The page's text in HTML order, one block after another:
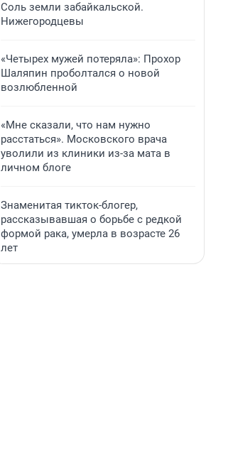
Соль земли забайкальской.
Нижегородцевы
«Четырех мужей потеряла»: Прохор
Шаляпин проболтался о новой
возлюбленной
«Мне сказали, что нам нужно
расстаться». Московского врача
уволили из клиники из-за мата в
личном блоге
Знаменитая тикток-блогер,
рассказывавшая о борьбе с редкой
формой рака, умерла в возрасте 26
лет